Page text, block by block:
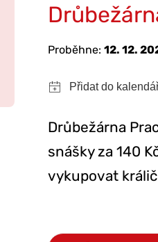
Proběhne: 12. 12.
Drůbežárna
snášky za 140
vykupovat